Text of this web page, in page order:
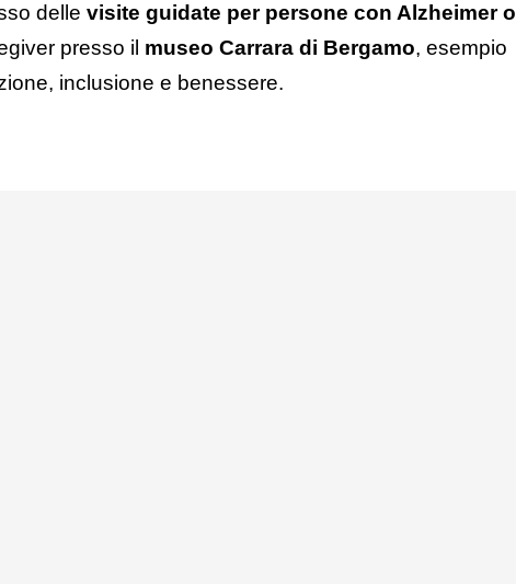
delle visite guidate per persone con Alzheimer o
presso il museo Carrara di Bergamo, esempio
inclusione e benessere.